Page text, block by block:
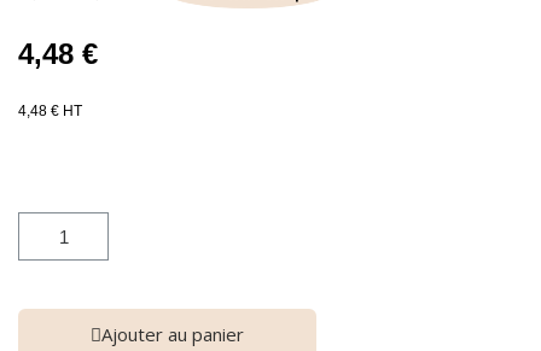
4,48 €
4,48 € HT
Ajouter au panier